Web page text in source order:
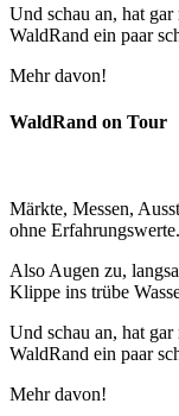
Und schau an, hat
WaldRand ein paar
Mehr davon!
WaldRand on Tour
Märkte, Messen,
ohne Erfahrungswerte.
Also Augen zu,
Klippe ins trübe
Und schau an, hat
WaldRand ein paar
Mehr davon!